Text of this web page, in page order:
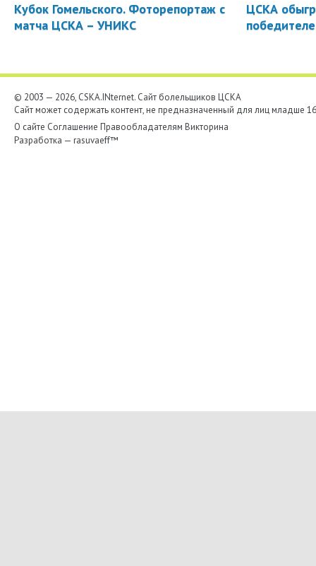
Кубок Гомельского. Фоторепортаж с
матча ЦСКА – УНИКС
ЦСКА
© 2003 — 2026, CSKA.INternet. Cайт болельщиков ЦСКА
Сайт может содержать контент, не предназначенный для лиц младше
О сайте Соглашение Правообладателям Викторина
Разработка — rasuvaeff™